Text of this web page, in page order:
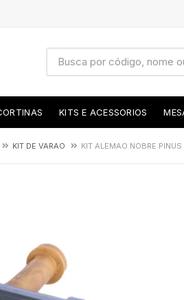
KITS E ACESSORIOS
KIT DE VARAO KIT ALEMAO NOBRE